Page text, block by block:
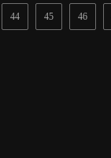
44 45 46